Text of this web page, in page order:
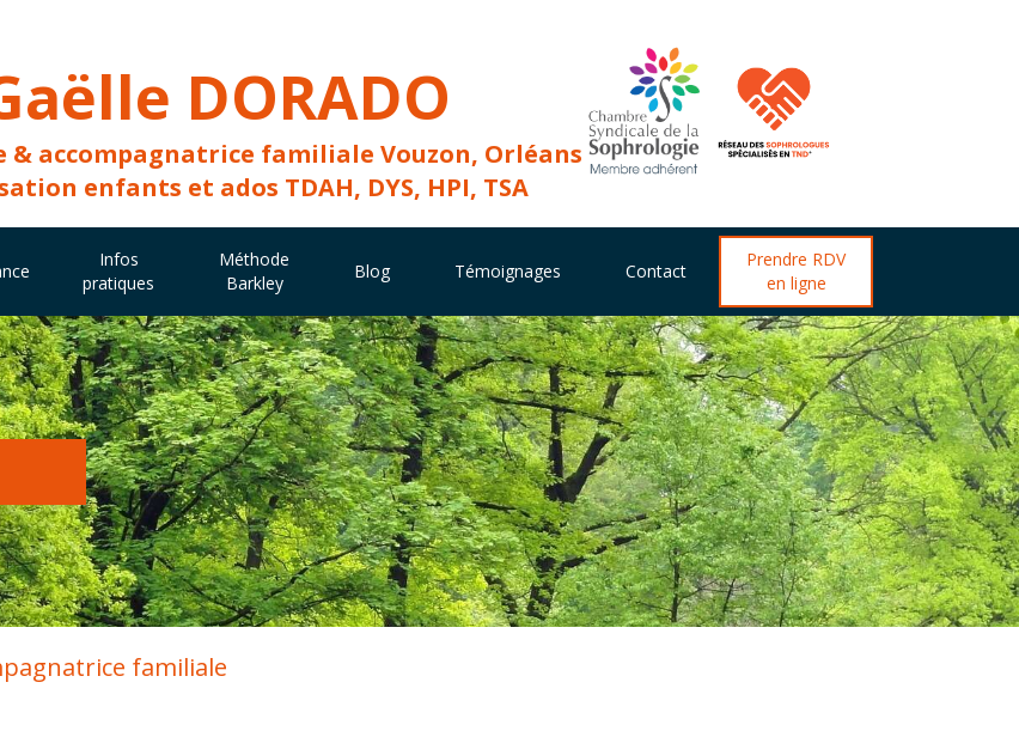
DORADO
& accompagnatrice familiale Vouzon, Orléans
enfants et ados TDAH, DYS, HPI, TSA
Infos
pratiques
Méthode
Barkley
Blog Témoignages Contact
Prendre RDV
en ligne
familiale